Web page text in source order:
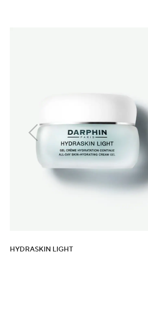
HYDRASKIN LIGHT